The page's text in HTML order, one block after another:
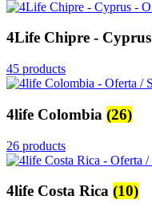
4Life Chipre - Cyprus
45 products
4life Colombia (26)
26 products
4life Costa Rica (10)